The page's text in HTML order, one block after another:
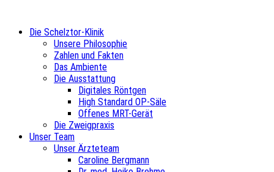
Die Schelztor-Klinik
Unsere Philosophie
Zahlen und Fakten
Das Ambiente
Die Ausstattung
Digitales Röntgen
High Standard OP-Säle
Offenes MRT-Gerät
Die Zweigpraxis
Unser Team
Unser Ärzteteam
Caroline Bergmann